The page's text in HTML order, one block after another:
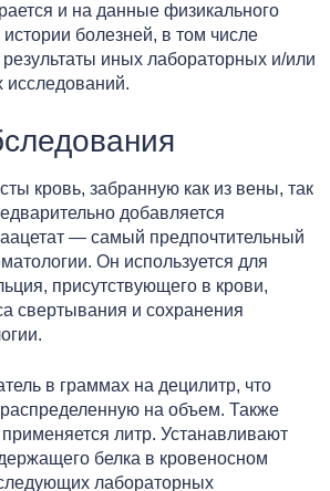
и на данные физикального
болезней, в том числе
иных лабораторных и/или
исследований.
кровь, забранную как из вены, так
добавляется
— самый предпочтительный
Он используется для
присутствующего в крови,
свертывания и сохранения
в граммах на децилитр, что
распределенную на объем. Также
литр. Устанавливают
белка в кровеносном
лабораторных